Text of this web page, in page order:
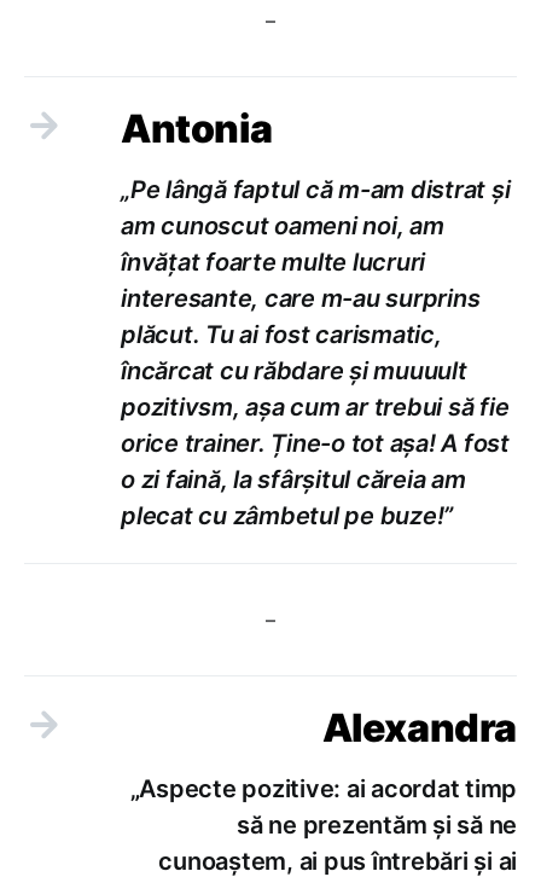
–
Antonia
„Pe lângă faptul că m-am distrat și
am cunoscut oameni noi, am
învățat foarte multe lucruri
interesante, care m-au surprins
plăcut. Tu ai fost carismatic,
încărcat cu răbdare și muuuult
pozitivsm, așa cum ar trebui să fie
orice trainer. Ține-o tot așa! A fost
o zi faină, la sfârșitul căreia am
plecat cu zâmbetul pe buze!”
–
Alexandra
„Aspecte pozitive: ai acordat timp
să ne prezentăm și să ne
cunoaștem, ai pus întrebări și ai